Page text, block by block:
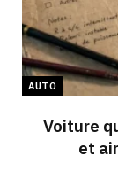
AUTO
Voiture
et